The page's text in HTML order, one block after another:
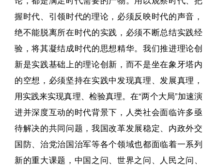
握时代、引领时代的理论，必须反映时代的声音，
绝不能脱离所在时代的实践，必须不断总结实践经
验，将其凝结成时代的思想精华。我们推进理论创
新是实践基础上的理论创新，而不是坐在象牙塔内
的空想，必须坚持在实践中发现真理、发展真理，
用实践来实现真理、检验真理。在“两个大局”加速演
进并深度互动的时代背景下，人类社会面临许多亟
待解决的共同问题，我国改革发展稳定、内政外交
国防、治党治国治军等各个领域也都面临着一系列
新的重大课题，中国之问、世界之问、人民之问、